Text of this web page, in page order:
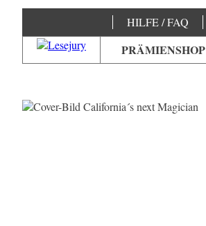
HILFE / FAQ
PRÄMIENSHOP